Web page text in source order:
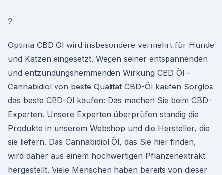
?
Optima CBD Öl wird insbesondere vermehrt für Hunde
und Katzen eingesetzt. Wegen seiner entspannenden
und entzündungshemmenden Wirkung CBD Öl -
Cannabidiol von beste Qualität CBD-Öl kaufen Sorglos
das beste CBD-Öl kaufen: Das machen Sie beim CBD-
Experten. Unsere Experten überprüfen ständig die
Produkte in unserem Webshop und die Hersteller, die
sie liefern. Das Cannabidiol Öl, das Sie hier finden,
wird daher aus einem hochwertigen Pflanzenextrakt
hergestellt. Viele Menschen haben bereits von dieser